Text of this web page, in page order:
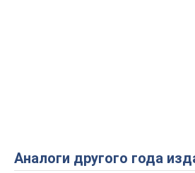
Аналоги другого года